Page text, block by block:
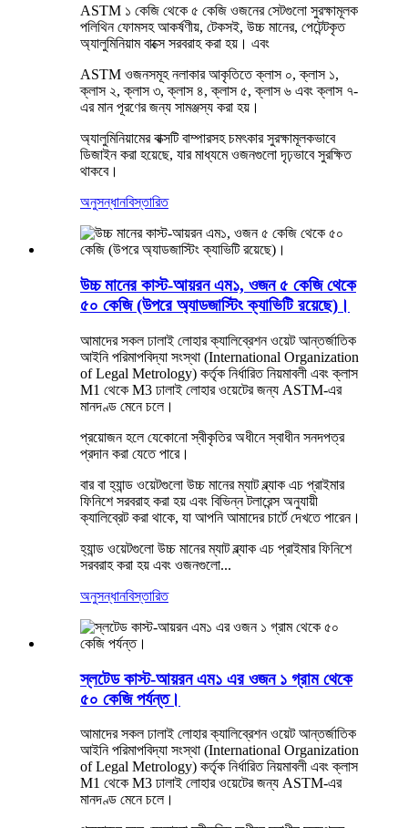
ASTM ১ কেজি থেকে ৫ কেজি ওজনের সেটগুলো সুরক্ষামূলক
পলিথিন ফোমসহ আকর্ষণীয়, টেকসই, উচ্চ মানের, পেটেন্টকৃত
অ্যালুমিনিয়াম বাক্সে সরবরাহ করা হয়। এবং
ASTM ওজনসমূহ নলাকার আকৃতিতে ক্লাস ০, ক্লাস ১,
ক্লাস ২, ক্লাস ৩, ক্লাস ৪, ক্লাস ৫, ক্লাস ৬ এবং ক্লাস ৭-
এর মান পূরণের জন্য সামঞ্জস্য করা হয়।
অ্যালুমিনিয়ামের বাক্সটি বাম্পারসহ চমৎকার সুরক্ষামূলকভাবে
ডিজাইন করা হয়েছে, যার মাধ্যমে ওজনগুলো দৃঢ়ভাবে সুরক্ষিত
থাকবে।
অনুসন্ধানবিস্তারিত
উচ্চ মানের কাস্ট-আয়রন এম১, ওজন ৫ কেজি থেকে
৫০ কেজি (উপরে অ্যাডজাস্টিং ক্যাভিটি রয়েছে)।
আমাদের সকল ঢালাই লোহার ক্যালিব্রেশন ওয়েট আন্তর্জাতিক
আইনি পরিমাপবিদ্যা সংস্থা (International Organization
of Legal Metrology) কর্তৃক নির্ধারিত নিয়মাবলী এবং ক্লাস
M1 থেকে M3 ঢালাই লোহার ওয়েটের জন্য ASTM-এর
মানদণ্ড মেনে চলে।
প্রয়োজন হলে যেকোনো স্বীকৃতির অধীনে স্বাধীন সনদপত্র
প্রদান করা যেতে পারে।
বার বা হ্যান্ড ওয়েটগুলো উচ্চ মানের ম্যাট ব্ল্যাক এচ প্রাইমার
ফিনিশে সরবরাহ করা হয় এবং বিভিন্ন টলারেন্স অনুযায়ী
ক্যালিব্রেট করা থাকে, যা আপনি আমাদের চার্টে দেখতে পারেন।
হ্যান্ড ওয়েটগুলো উচ্চ মানের ম্যাট ব্ল্যাক এচ প্রাইমার ফিনিশে
সরবরাহ করা হয় এবং ওজনগুলো...
অনুসন্ধানবিস্তারিত
স্লটেড কাস্ট-আয়রন এম১ এর ওজন ১ গ্রাম থেকে
৫০ কেজি পর্যন্ত।
আমাদের সকল ঢালাই লোহার ক্যালিব্রেশন ওয়েট আন্তর্জাতিক
আইনি পরিমাপবিদ্যা সংস্থা (International Organization
of Legal Metrology) কর্তৃক নির্ধারিত নিয়মাবলী এবং ক্লাস
M1 থেকে M3 ঢালাই লোহার ওয়েটের জন্য ASTM-এর
মানদণ্ড মেনে চলে।